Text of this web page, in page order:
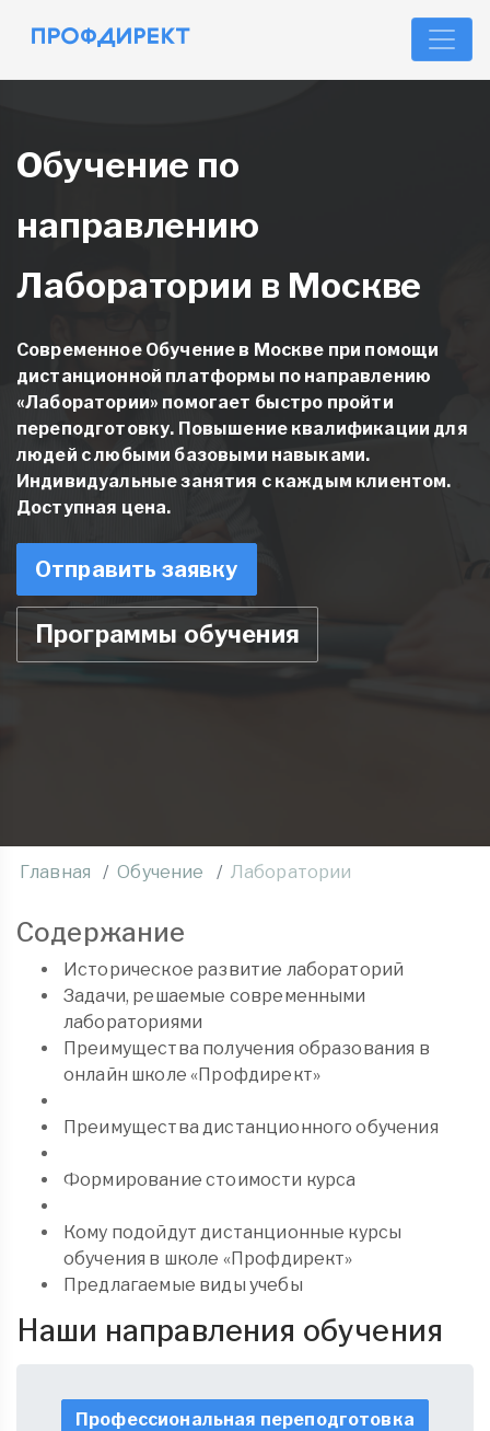
Обучение по
направлению
Лаборатории в Москве
Современное Обучение в Москве при помощи
дистанционной платформы по направлению
«Лаборатории» помогает быстро пройти
переподготовку. Повышение квалификации для
людей с любыми базовыми навыками.
Индивидуальные занятия с каждым клиентом.
Доступная цена.
Отправить заявку
Программы обучения
Главная Обучение Лаборатории
Содержание
Историческое развитие лабораторий
Задачи, решаемые современными
лабораториями
Преимущества получения образования в
онлайн школе «Профдирект»
Преимущества дистанционного обучения
Формирование стоимости курса
Кому подойдут дистанционные курсы
обучения в школе «Профдирект»
Предлагаемые виды учебы
Наши направления обучения
Профессиональная переподготовка